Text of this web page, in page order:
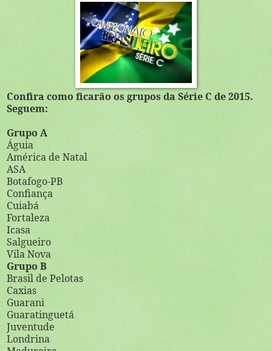
Confira como ficarão os grupos da Série C de 2015.
Seguem:
Grupo A
Águia
América de Natal
ASA
Botafogo-PB
Confiança
Cuiabá
Fortaleza
Icasa
Salgueiro
Vila Nova
Grupo B
Brasil de Pelotas
Caxias
Guarani
Guaratinguetá
Juventude
Londrina